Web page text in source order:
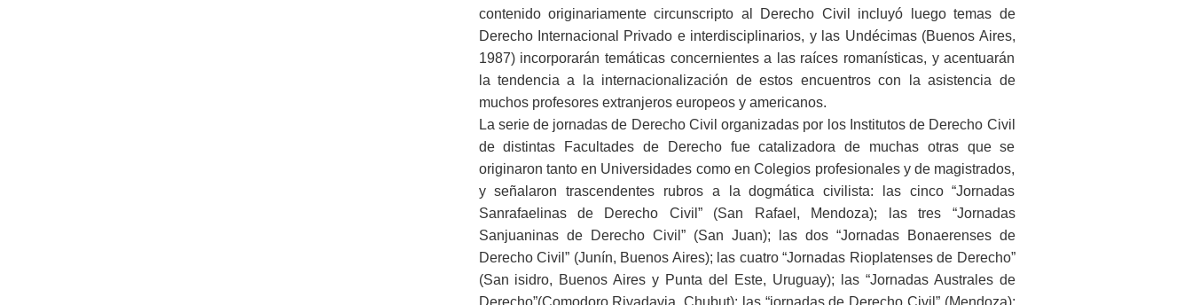
contenido originariamente circunscripto al Derecho Civil incluyó luego temas de
Derecho Internacional Privado e interdisciplinarios, y las Undécimas (Buenos Aires,
1987) incorporarán temáticas concernientes a las raíces romanísticas, y acentuarán
la tendencia a la internacionalización de estos encuentros con la asistencia de
muchos profesores extranjeros europeos y americanos.
La serie de jornadas de Derecho Civil organizadas por los Institutos de Derecho Civil
de distintas Facultades de Derecho fue catalizadora de muchas otras que se
originaron tanto en Universidades como en Colegios profesionales y de magistrados,
y señalaron trascendentes rubros a la dogmática civilista: las cinco “Jornadas
Sanrafaelinas de Derecho Civil” (San Rafael, Mendoza); las tres “Jornadas
Sanjuaninas de Derecho Civil” (San Juan); las dos “Jornadas Bonaerenses de
Derecho Civil” (Junín, Buenos Aires); las cuatro “Jornadas Rioplatenses de Derecho”
(San isidro, Buenos Aires y Punta del Este, Uruguay); las “Jornadas Australes de
Derecho”(Comodoro Rivadavia, Chubut); las “jornadas de Derecho Civil” (Mendoza);